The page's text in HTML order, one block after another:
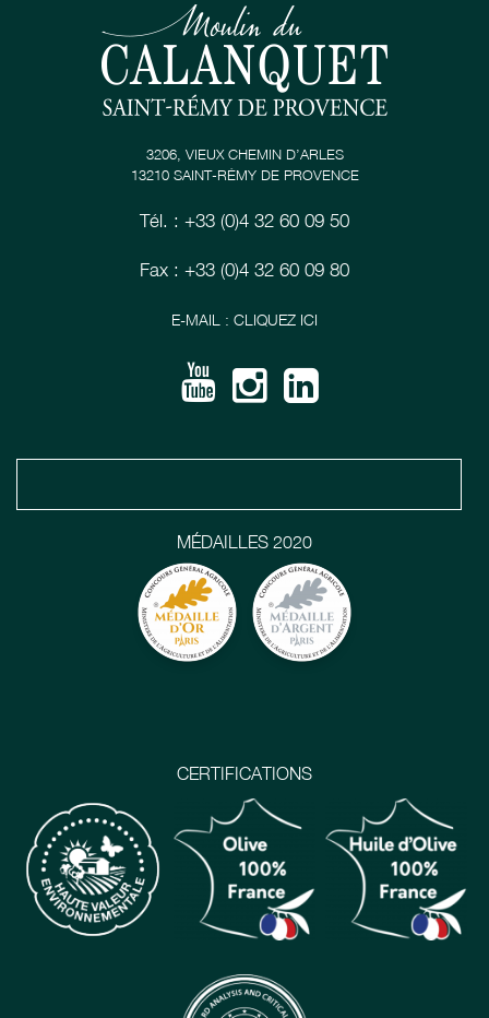
CERTIFICATIONS
MÉDAILLES 2020
3206, VIEUX CHEMIN D’ARLES
13210 SAINT-RÉMY DE PROVENCE
Tél. : +33 (0)4 32 60 09 50
Fax : +33 (0)4 32 60 09 80
E-MAIL : CLIQUEZ ICI